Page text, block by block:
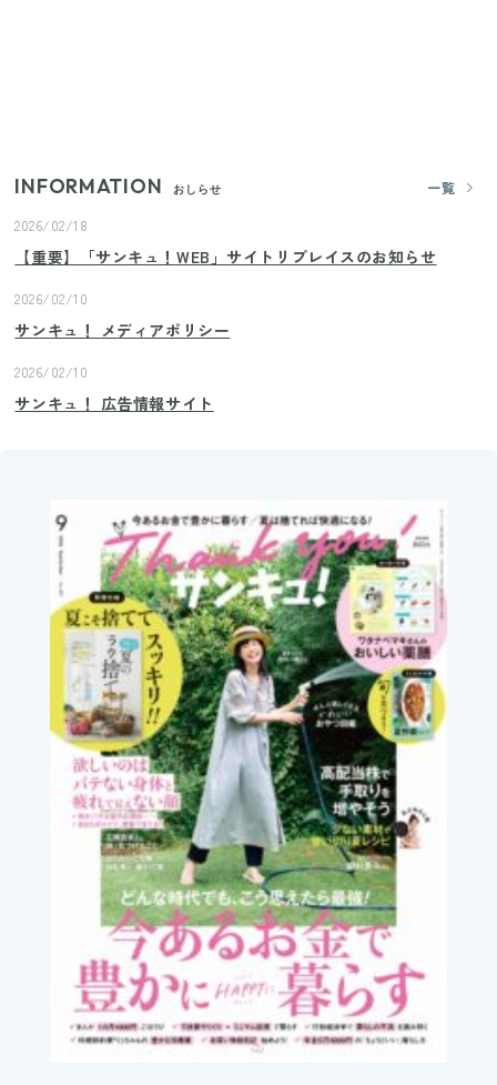
INFORMATION おしらせ
一覧
2026/02/18
【重要】「サンキュ！WEB」サイトリプレイスのお知らせ
2026/02/10
サンキュ！ メディアポリシー
2026/02/10
サンキュ！ 広告情報サイト